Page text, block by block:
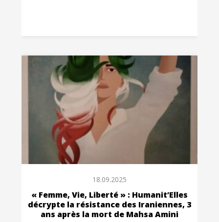
18.09.2025
« Femme, Vie, Liberté » : Humanit’Elles
décrypte la résistance des Iraniennes, 3
ans après la mort de Mahsa Amini